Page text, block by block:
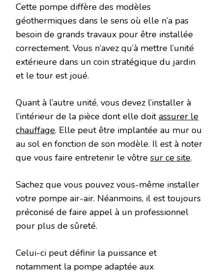
Cette pompe diffère des modèles
géothermiques dans le sens où elle n’a pas
besoin de grands travaux pour être installée
correctement. Vous n’avez qu’à mettre l’unité
extérieure dans un coin stratégique du jardin
et le tour est joué.
Quant à l’autre unité, vous devez l’installer à
l’intérieur de la pièce dont elle doitassurer le
chauffage. Elle peut être implantée au mur ou
au sol en fonction de son modèle. Il est à noter
que vous faire entretenir le vôtre sur ce site.
Sachez que vous pouvez vous-même installer
votre pompe air-air. Néanmoins, il est toujours
préconisé de faire appel à un professionnel
pour plus de sûreté.
Celui-ci peut définir la puissance et
notamment la pompe adaptée aux